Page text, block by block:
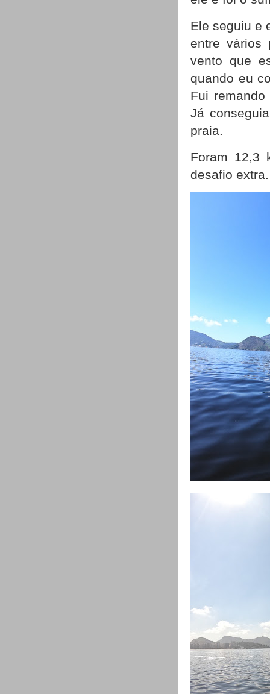
Ele seguiu e
entre vários
vento que
quando eu
Fui
Já
praia.
Foram 12,3
desafio